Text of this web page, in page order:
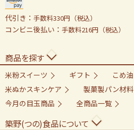
代引き： 手数料330円（税込）
コンビニ後払い： 手数料216円（税込）
商品を探す
米粉スイーツ ギフト
こめ油
米ぬかスキンケア
製菓製パン材料
今月の目玉商品
全商品一覧
築野(つの)食品について